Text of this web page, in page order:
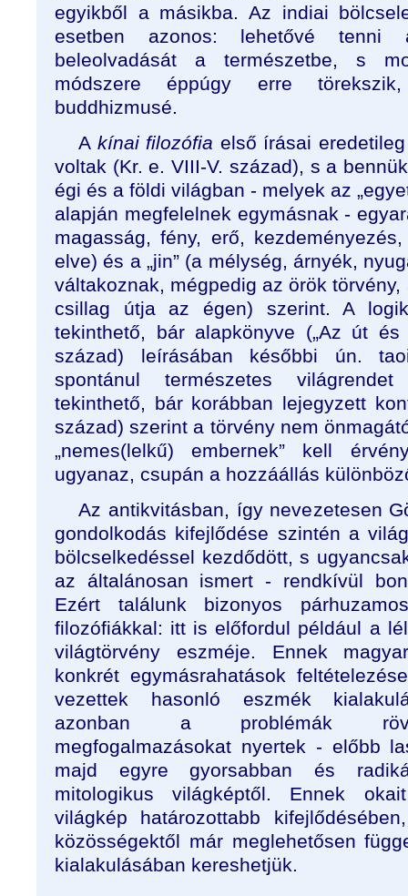
egyikből a másikba. Az indiai
esetben azonos: lehetővé tenni
beleolvadását a természetbe, s
módszere éppúgy erre
buddhizmusé.
A kínai filozófia első írásai
voltak (Kr. e. VIII-V. század), s a
égi és a földi világban - melyek az
alapján megfelelnek egymásnak -
magasság, fény, erő,
elve) és a „jin” (a mélység, árnyék,
váltakoznak, mégpedig az örök törvény,
csillag útja az égen) szerint. A
tekinthető, bár alapkönyve („Az út
század) leírásában későbbi ún.
spontánul természetes
tekinthető, bár korábban lejegyzett
század) szerint a törvény nem
„nemes(lelkű) embernek” kell
ugyanaz, csupán a hozzáállás
Az antikvitásban, így nevezetesen
gondolkodás kifejlődése szintén a
bölcselkedéssel kezdődött, s
az általánosan ismert - rendkívül
Ezért találunk bizonyos
filozófiákkal: itt is előfordul például a
világtörvény eszméje. Ennek
konkrét egymásrahatások
vezettek hasonló eszmék
azonban a problémák
megfogalmazásokat nyertek - előbb
majd egyre gyorsabban és
mitologikus világképtől. Ennek
világkép határozottabb
közösségektől már meglehetősen
kialakulásában kereshetjük.